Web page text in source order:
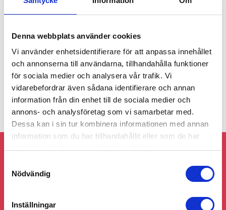
Denna webbplats använder cookies
Vi använder enhetsidentifierare för att anpassa innehållet
och annonserna till användarna, tillhandahålla funktioner
för sociala medier och analysera vår trafik. Vi
vidarebefordrar även sådana identifierare och annan
information från din enhet till de sociala medier och
annons- och analysföretag som vi samarbetar med.
Dessa kan i sin tur kombinera informationen med annan
information som du har tillhandahållit eller som de har
Nödvändig
Inställningar
Vi stöttar med:
– Sällskap
– Matlagning
– Bankärenden, t.ex betala fakturor
– Matinköp i samverkan med den äldre
Följ gärna 55Plus Göteborg på sociala